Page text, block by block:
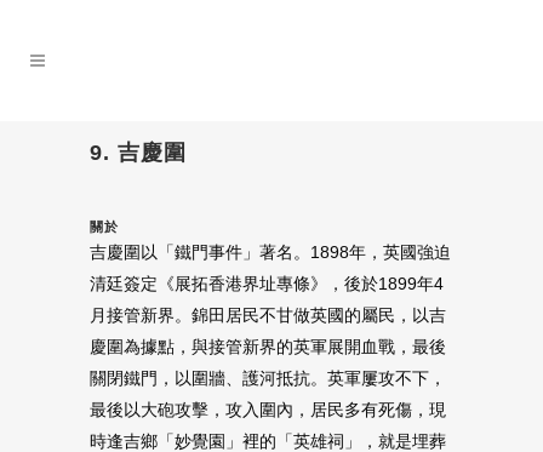
9. 吉慶圍
關於
吉慶圍以「鐵門事件」著名。1898年，英國強迫
清廷簽定《展拓香港界址專條》，後於1899年4
月接管新界。錦田居民不甘做英國的屬民，以吉
慶圍為據點，與接管新界的英軍展開血戰，最後
關閉鐵門，以圍牆、護河抵抗。英軍屢攻不下，
最後以大砲攻擊，攻入圍內，居民多有死傷，現
時逢吉鄉「妙覺園」裡的「英雄祠」，就是埋葬